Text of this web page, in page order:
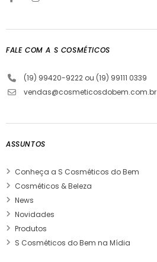
FALE COM A S COSMÉTICOS
(19) 99420-9222 ou (19) 99111 0339
vendas@cosmeticosdobem.com.br
ASSUNTOS
Conheça a S Cosméticos do Bem
Cosméticos & Beleza
News
Novidades
Produtos
S Cosméticos do Bem na Mídia